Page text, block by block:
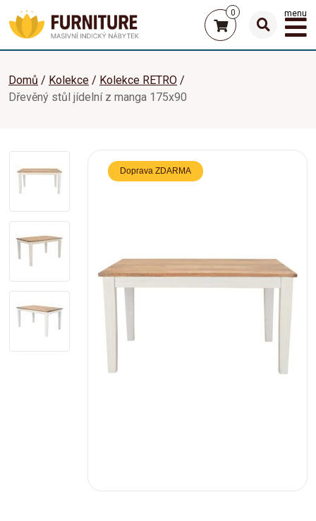
0 menu
Domů Kolekce
Kolekce RETRO
Dřevěný stůl jídelní z manga 175x90
Doprava ZDARMA